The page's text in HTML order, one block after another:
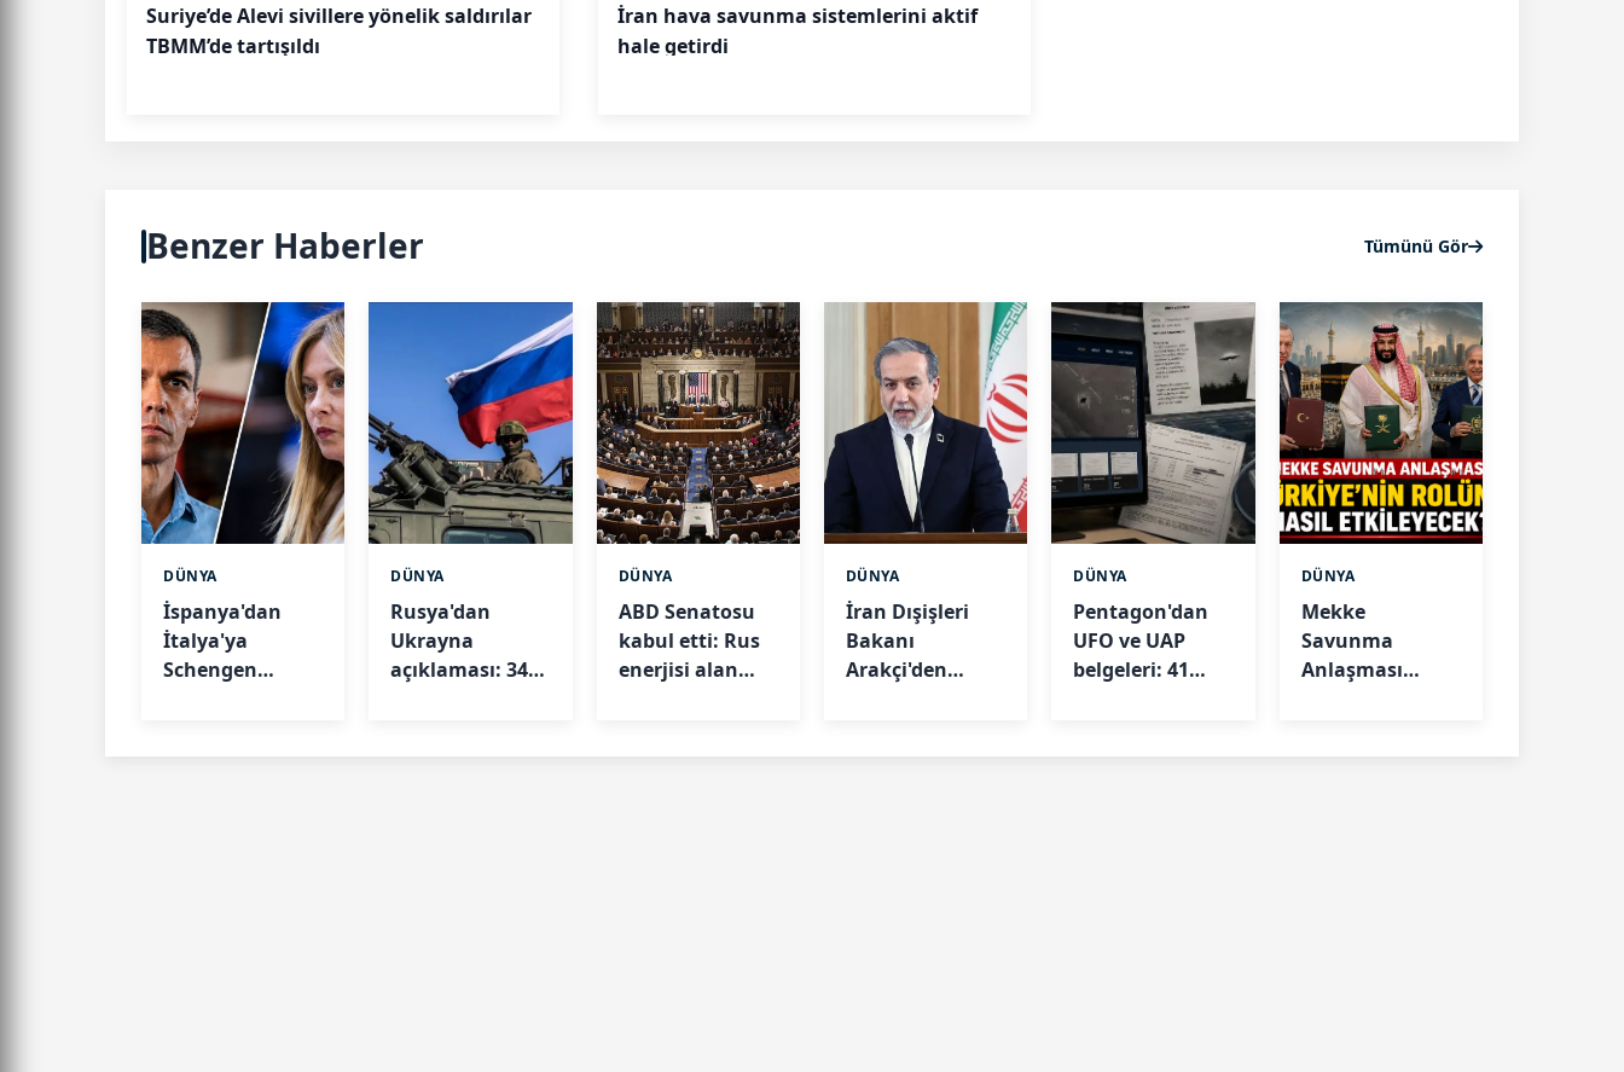
Suriye’de Alevi sivillere yönelik saldırılar
TBMM’de tartışıldı
İran hava savunma sistemlerini aktif
hale getirdi
Benzer Haberler Tümünü Gör
DÜNYA
İspanya'dan
İtalya'ya
Schengen
DÜNYA
Rusya'dan
Ukrayna
açıklaması: 34
DÜNYA
ABD Senatosu
kabul etti: Rus
enerjisi alan
DÜNYA
İran Dışişleri
Bakanı
Arakçi'den
DÜNYA
Pentagon'dan
UFO ve UAP
belgeleri: 41
DÜNYA
Mekke
Savunma
Anlaşması